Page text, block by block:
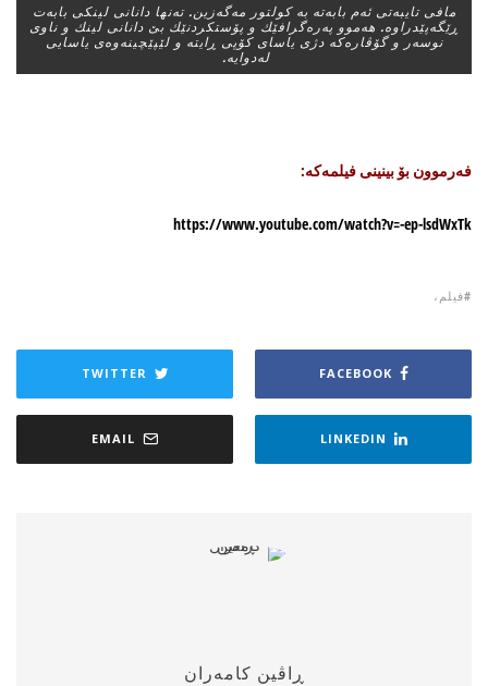
مافی تایبه‌تی ئه‌م بابه‌ته‌ به‌ كولتور مه‌گه‌زین. ته‌نها دانانی لینكی بابه‌ت
ڕێگه‌پێدراوه‌. هه‌موو په‌ره‌گرافێك و پۆستكردنێك بێ دانانی لینك و ناوی
نوسه‌ر و گۆڤاره‌كه‌ دژی یاسای كۆپی ڕایته‌ و لێپێچینه‌وه‌ی یاسایی
له‌دوایه‌. ‌
فه‌رموون بۆ بینینی فیلمه‌كه‌:
https://www.youtube.com/watch?v=-ep-lsdWxTk
فیلم،
FACEBOOK
TWITTER
LINKEDIN
EMAIL
ڕاڤین كامه‌ران